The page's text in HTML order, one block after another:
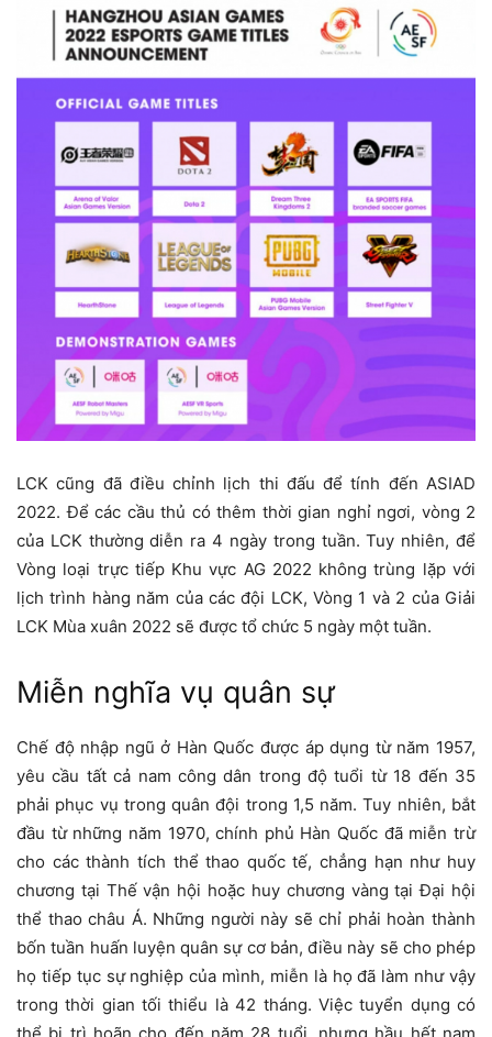
LCK cũng đã điều chỉnh lịch thi đấu để tính đến ASIAD
2022. Để các cầu thủ có thêm thời gian nghỉ ngơi, vòng 2
của LCK thường diễn ra 4 ngày trong tuần. Tuy nhiên, để
Vòng loại trực tiếp Khu vực AG 2022 không trùng lặp với
lịch trình hàng năm của các đội LCK, Vòng 1 và 2 của Giải
LCK Mùa xuân 2022 sẽ được tổ chức 5 ngày một tuần.
Miễn nghĩa vụ quân sự
Chế độ nhập ngũ ở Hàn Quốc được áp dụng từ năm 1957,
yêu cầu tất cả nam công dân trong độ tuổi từ 18 đến 35
phải phục vụ trong quân đội trong 1,5 năm. Tuy nhiên, bắt
đầu từ những năm 1970, chính phủ Hàn Quốc đã miễn trừ
cho các thành tích thể thao quốc tế, chẳng hạn như huy
chương tại Thế vận hội hoặc huy chương vàng tại Đại hội
thể thao châu Á. Những người này sẽ chỉ phải hoàn thành
bốn tuần huấn luyện quân sự cơ bản, điều này sẽ cho phép
họ tiếp tục sự nghiệp của mình, miễn là họ đã làm như vậy
trong thời gian tối thiểu là 42 tháng. Việc tuyển dụng có